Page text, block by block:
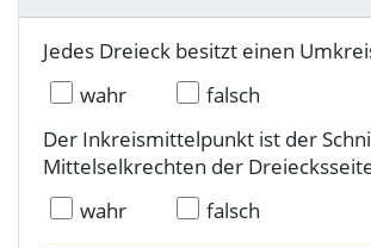
Jedes Dreieck besitzt einen
wahr
falsch
Der Inkreismittelpunkt ist der
Mittelselkrechten der
wahr
falsch